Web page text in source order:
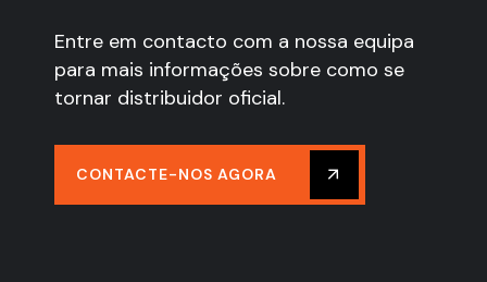
Entre em contacto com a nossa equipa
para mais informações sobre como se
tornar distribuidor oficial.
CONTACTE-NOS AGORA